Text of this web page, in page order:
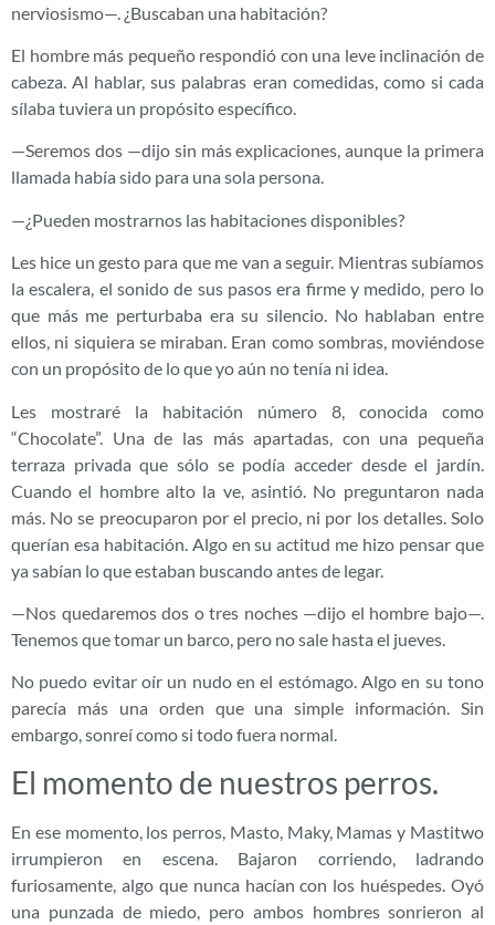
nerviosismo—. ¿Buscaban una habitación?
El hombre más pequeño respondió con una leve inclinación de
cabeza. Al hablar, sus palabras eran comedidas, como si cada
sílaba tuviera un propósito específico.
—Seremos dos —dijo sin más explicaciones, aunque la primera
llamada había sido para una sola persona.
—¿Pueden mostrarnos las habitaciones disponibles?
Les hice un gesto para que me van a seguir. Mientras subíamos
la escalera, el sonido de sus pasos era firme y medido, pero lo
que más me perturbaba era su silencio. No hablaban entre
ellos, ni siquiera se miraban. Eran como sombras, moviéndose
con un propósito de lo que yo aún no tenía ni idea.
Les mostraré la habitación número 8, conocida como
“Chocolate”. Una de las más apartadas, con una pequeña
terraza privada que sólo se podía acceder desde el jardín.
Cuando el hombre alto la ve, asintió. No preguntaron nada
más. No se preocuparon por el precio, ni por los detalles. Solo
querían esa habitación. Algo en su actitud me hizo pensar que
ya sabían lo que estaban buscando antes de legar.
—Nos quedaremos dos o tres noches —dijo el hombre bajo—.
Tenemos que tomar un barco, pero no sale hasta el jueves.
No puedo evitar oír un nudo en el estómago. Algo en su tono
parecía más una orden que una simple información. Sin
embargo, sonreí como si todo fuera normal.
El momento de nuestros perros.
En ese momento, los perros, Masto, Maky, Mamas y Mastitwo
irrumpieron en escena. Bajaron corriendo, ladrando
furiosamente, algo que nunca hacían con los huéspedes. Oyó
una punzada de miedo, pero ambos hombres sonrieron al